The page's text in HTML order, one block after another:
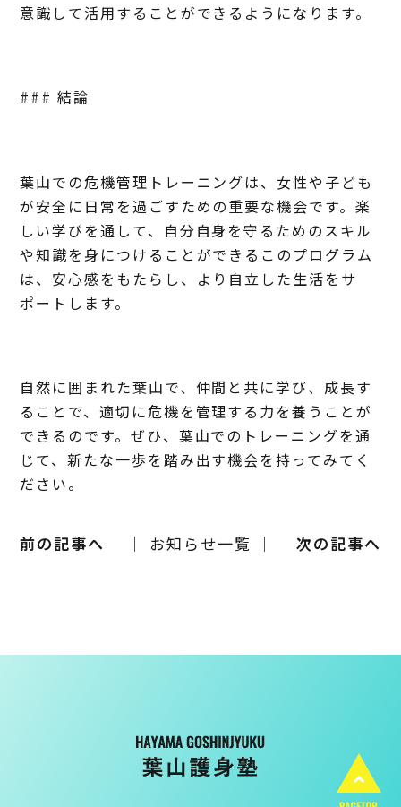
意識して活用することができるようになります。
### 結論
葉山での危機管理トレーニングは、女性や子ども
が安全に日常を過ごすための重要な機会です。楽
しい学びを通して、自分自身を守るためのスキル
や知識を身につけることができるこのプログラム
は、安心感をもたらし、より自立した生活をサ
ポートします。
自然に囲まれた葉山で、仲間と共に学び、成長す
ることで、適切に危機を管理する力を養うことが
できるのです。ぜひ、葉山でのトレーニングを通
じて、新たな一歩を踏み出す機会を持ってみてく
ださい。
前の記事へ 次の記事へ
│ お知らせ一覧 │